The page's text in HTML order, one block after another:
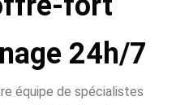
24h/7
équipe de spécialistes